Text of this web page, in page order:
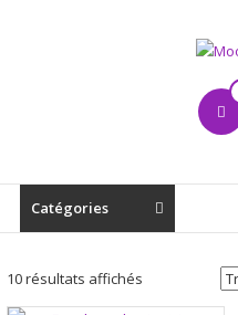
MoonGraffiti
Catégories
10 résultats affichésTrié
par